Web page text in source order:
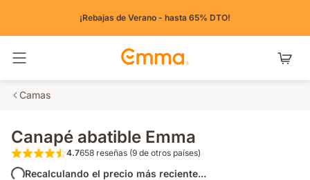
¡Rebajas de Verano - hasta 65% DTO!
Camas
Canapé abatible Emma
4.7 de 5 estrellas 658 reseñas (9 de otros
4.7658 reseñas (9 de otros países)
Recalculando el precio más reciente...